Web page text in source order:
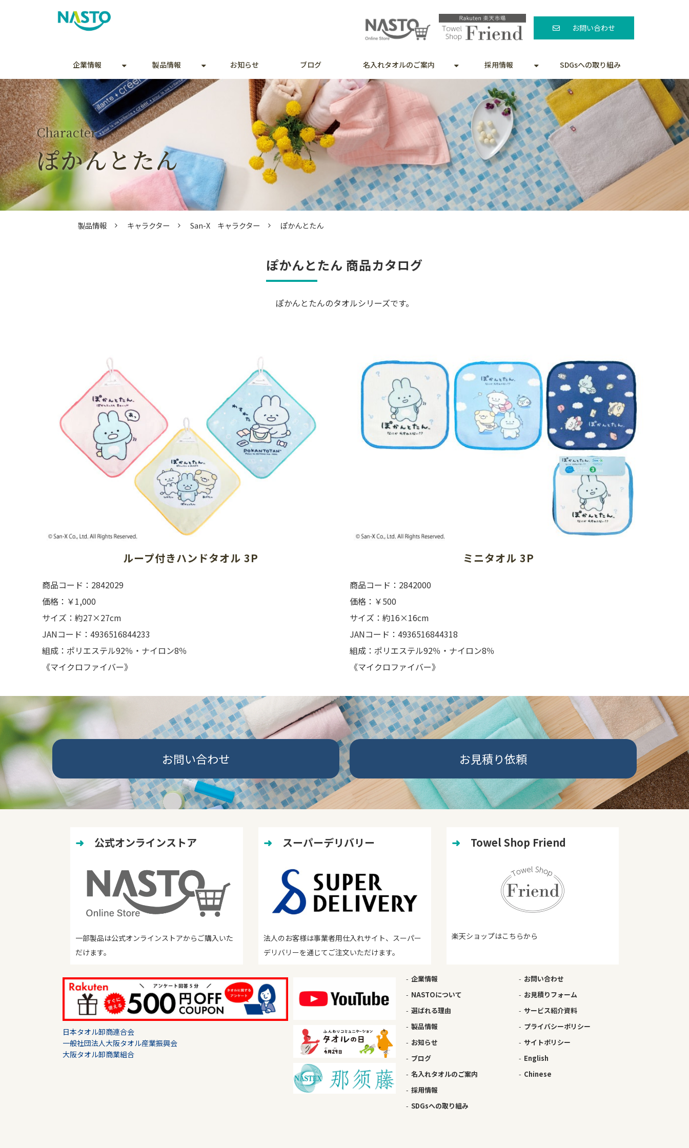
お問い合わせ
企業情報 製品情報 お知らせ ブログ 名入れタオルのご案内 採用情報 SDGsへの取り組み
Character
ぽかんとたん
製品情報 キャラクター San-X キャラクター ぽかんとたん
ぽかんとたん 商品カタログ
ぽかんとたんのタオルシリーズです。
ループ付きハンドタオル 3P
商品コード：2842029
価格：￥1,000
サイズ：約27×27cm
JANコード：4936516844233
組成：ポリエステル92％・ナイロン8％
《マイクロファイバー》
ミニタオル 3P
商品コード：2842000
価格：￥500
サイズ：約16×16cm
JANコード：4936516844318
組成：ポリエステル92％・ナイロン8％
《マイクロファイバー》
お問い合わせ お見積り依頼
➜ 公式オンラインストア
一部製品は公式オンラインストアからご購入いた
だけます。
➜ スーパーデリバリー
法人のお客様は事業者用仕入れサイト、スーパー
デリバリーを通じてご注文いただけます。
➜ Towel Shop Friend
楽天ショップはこちらから
日本タオル卸商連合会
一般社団法人大阪タオル産業振興会
大阪タオル卸商業組合
企業情報
NASTOについて
選ばれる理由
製品情報
お知らせ
ブログ
名入れタオルのご案内
採用情報
SDGsへの取り組み
お問い合わせ
お見積りフォーム
サービス紹介資料
プライバシーポリシー
サイトポリシー
English
Chinese